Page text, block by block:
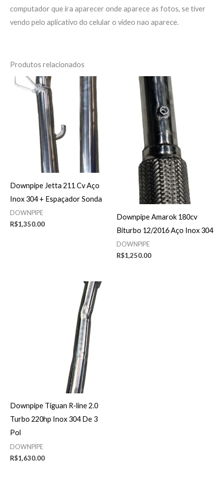
computador que ira aparecer onde aparece as fotos, se tiver
vendo pelo aplicativo do celular o video nao aparece.
Produtos relacionados
Downpipe Jetta 211 Cv Aço
Inox 304 + Espaçador Sonda
DOWNPIPE
R$1,350.00
Downpipe Amarok 180cv
Biturbo 12/2016 Aço Inox 304
DOWNPIPE
R$1,250.00
Downpipe Tiguan R-line 2.0
Turbo 220hp Inox 304 De 3
Pol
DOWNPIPE
R$1,630.00